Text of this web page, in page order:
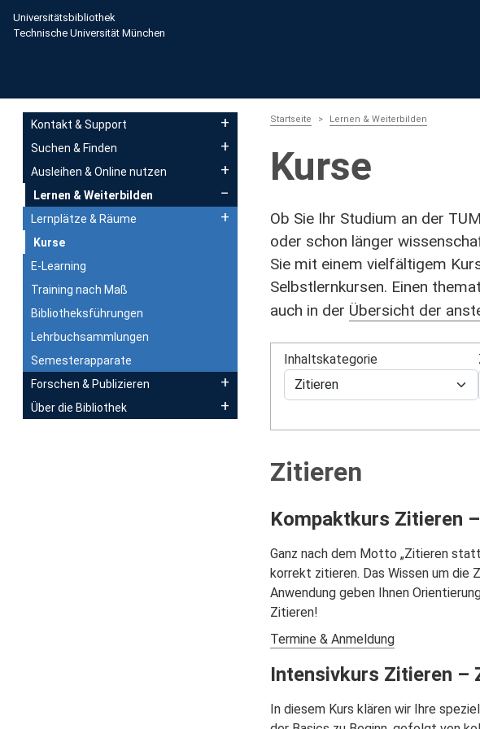
Direkt zum Inhalt
Universitätsbibliothek
Technische Universität München
Startseite Lernen & Weiterbilden
Kurse
Ob Sie Ihr Studium an der
oder schon länger
Sie mit einem vielfältigem
Selbstlernkursen. Einen
auch in der Übersicht der
Inhaltskategorie
Zitieren
Kompaktkurs Zitieren
Ganz nach dem Motto „Zitieren
korrekt zitieren. Das Wissen um
Anwendung geben Ihnen
Zitieren!
Termine & Anmeldung
Intensivkurs Zitieren –
In diesem Kurs klären wir Ihre
Main navigation
Kontakt & Support
Suchen & Finden
Ausleihen & Online nutzen
Lernen & Weiterbilden
Lernplätze & Räume
Kurse
E-Learning
Training nach Maß
Bibliotheksführungen
Lehrbuchsammlungen
Semesterapparate
Forschen & Publizieren
Über die Bibliothek